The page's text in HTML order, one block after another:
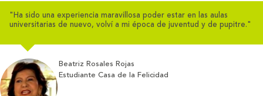
"Ha sido una experiencia maravillosa poder estar en las aulas
universitarias de nuevo, volví a mi época de juventud y de pupitre."
Beatriz Rosales Rojas
Estudiante Casa de la Felicidad